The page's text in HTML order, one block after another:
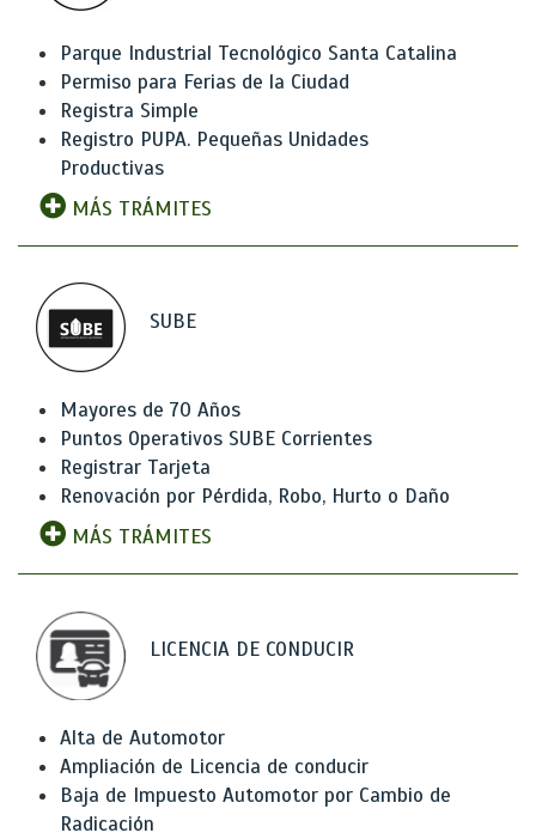
Parque Industrial Tecnológico Santa Catalina
Permiso para Ferias de la Ciudad
Registra Simple
Registro PUPA. Pequeñas Unidades
Productivas
MÁS TRÁMITES
SUBE
Mayores de 70 Años
Puntos Operativos SUBE Corrientes
Registrar Tarjeta
Renovación por Pérdida, Robo, Hurto o Daño
MÁS TRÁMITES
LICENCIA DE CONDUCIR
Alta de Automotor
Ampliación de Licencia de conducir
Baja de Impuesto Automotor por Cambio de
Radicación